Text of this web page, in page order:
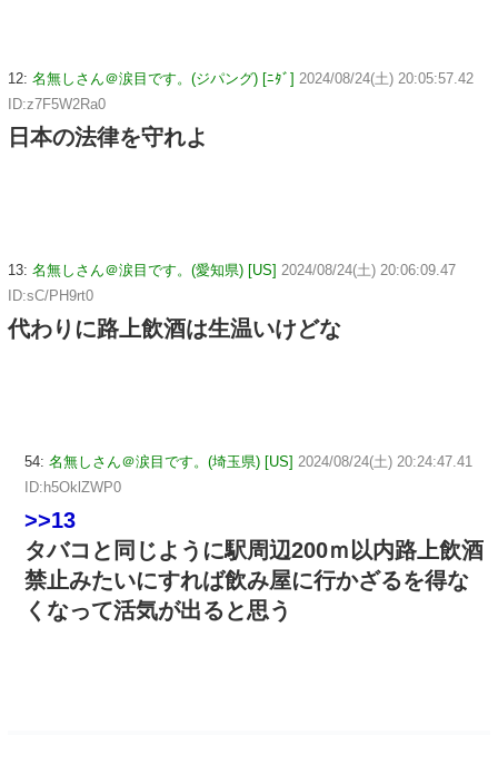
12: 名無しさん＠涙目です。(ジパング) [ﾆﾀﾞ] 2024/08/24(土) 20:05:57.42
ID:z7F5W2Ra0
日本の法律を守れよ
13: 名無しさん＠涙目です。(愛知県) [US] 2024/08/24(土) 20:06:09.47
ID:sC/PH9rt0
代わりに路上飲酒は生温いけどな
54: 名無しさん＠涙目です。(埼玉県) [US] 2024/08/24(土) 20:24:47.41
ID:h5OklZWP0
>>13
タバコと同じように駅周辺200ｍ以内路上飲酒
禁止みたいにすれば飲み屋に行かざるを得な
くなって活気が出ると思う